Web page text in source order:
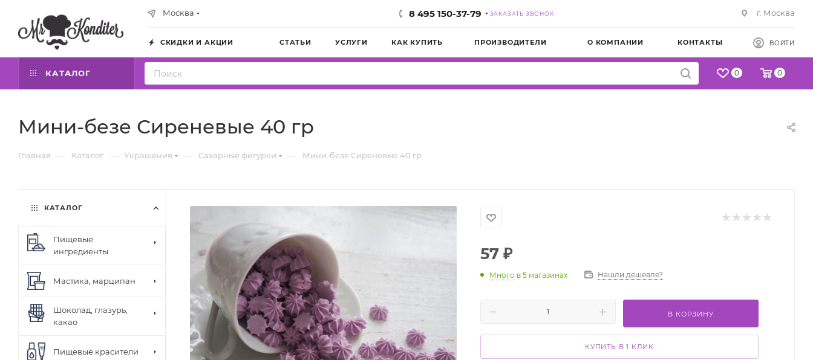
Москва 8 495 150-37-79 ЗАКАЗАТЬ ЗВОНОК г. Москва
СКИДКИ И АКЦИИ СТАТЬИ УСЛУГИ КАК КУПИТЬ ПРОИЗВОДИТЕЛИ О КОМПАНИИ КОНТАКТЫ ВОЙТИ
КАТАЛОГ 0 0
Мини-безе Сиреневые 40 гр
Главная — Каталог — Украшения — Сахарные фигурки — Мини-безе Сиреневые 40 гр
57 ₽
Много в 5 магазинах Нашли дешевле?
В КОРЗИНУ
КУПИТЬ В 1 КЛИК
КАТАЛОГ
Пищевые
ингредиенты
Мастика, марципан
Шоколад, глазурь,
какао
Пищевые красители